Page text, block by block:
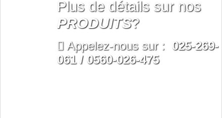
Plus de détails sur nos
PRODUITS?
Appelez-nous sur : 025-269-
061 / 0560-026-475